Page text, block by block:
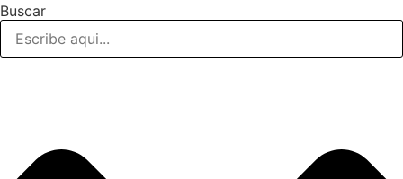
Buscar